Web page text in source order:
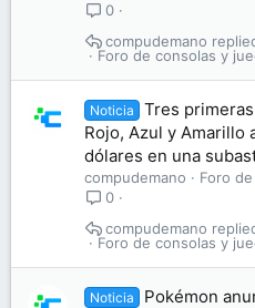
0
Foro de consolas y
compudemano
Noticia
Tres
Rojo, Azul y Amarillo
dólares en una
compudemano
Foro
0
Foro de consolas y
compudemano
Noticia
Pokémon